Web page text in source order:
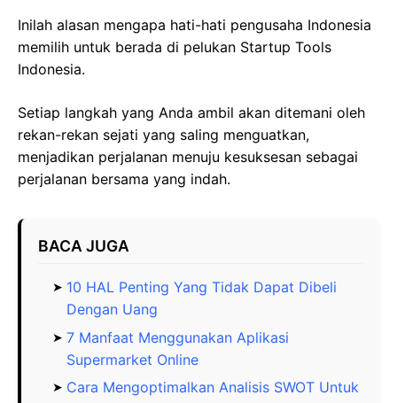
Inilah alasan mengapa hati-hati pengusaha Indonesia
memilih untuk berada di pelukan Startup Tools
Indonesia.
Setiap langkah yang Anda ambil akan ditemani oleh
rekan-rekan sejati yang saling menguatkan,
menjadikan perjalanan menuju kesuksesan sebagai
perjalanan bersama yang indah.
BACA JUGA
10 HAL Penting Yang Tidak Dapat Dibeli
Dengan Uang
7 Manfaat Menggunakan Aplikasi
Supermarket Online
Cara Mengoptimalkan Analisis SWOT Untuk